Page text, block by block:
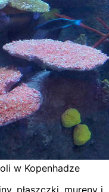
w Kopenhadze
płaszczki, mureny i